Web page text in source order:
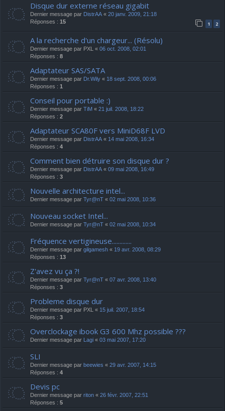
Disque dur externe réseau gigabit
Dernier message par DistrAA « 20 janv. 2009, 21:18
Réponses : 15 1 2
A la recherche d'un chargeur... (Résolu)
Dernier message par PXL « 06 oct. 2008, 02:01
Réponses : 8
Adaptateur SAS/SATA
Dernier message par Dr.Wily « 18 sept. 2008, 00:06
Réponses : 1
Conseil pour portable :)
Dernier message par TiM « 21 juil. 2008, 18:22
Réponses : 2
Adaptateur SCA80F vers MiniD68F LVD
Dernier message par DistrAA « 14 mai 2008, 16:34
Réponses : 4
Comment bien détruire son disque dur ?
Dernier message par DistrAA « 09 mai 2008, 16:49
Réponses : 3
Nouvelle architecture intel...
Dernier message par Tyr@nT « 02 mai 2008, 10:36
Nouveau socket Intel...
Dernier message par Tyr@nT « 02 mai 2008, 10:34
Fréquence vertigineuse.............
Dernier message par gilgamesh « 19 avr. 2008, 08:29
Réponses : 13
Z'avez vu ça ?!
Dernier message par Tyr@nT « 07 avr. 2008, 13:40
Réponses : 3
Probleme disque dur
Dernier message par PXL « 15 juil. 2007, 18:54
Réponses : 3
Overclockage ibook G3 600 Mhz possible ???
Dernier message par Lagi « 03 mai 2007, 17:20
SLI
Dernier message par beewies « 29 avr. 2007, 14:15
Réponses : 4
Devis pc
Dernier message par riton « 26 févr. 2007, 22:51
Réponses : 5